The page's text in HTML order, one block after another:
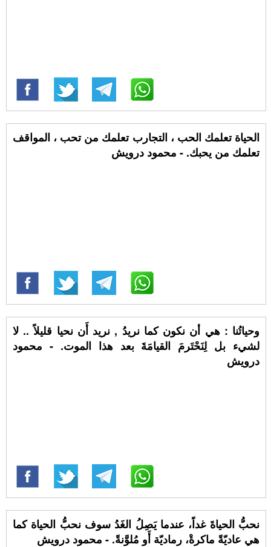
الحياة تعلمك الحب ، التجارب تعلمك من تحب ، المواقف
تعلمك من يحبك. - محمود درويش
وحياتُنا : هي أن نكون كما نريدُ , نريد أَن نحيا قليلاً .. لا
لشيء بل لِنَحْتَرمَ القيامَةَ بعد هذا الموت. - محمود
درويش
نحبُّ الحياةَ غداً، عندما يَصِلُ الغَدُ سوف نحبُّ الحياة كما
هي عاديّةً ماكرةْ، رماديّة أَو مُلوَّنةً. - محمود درويش